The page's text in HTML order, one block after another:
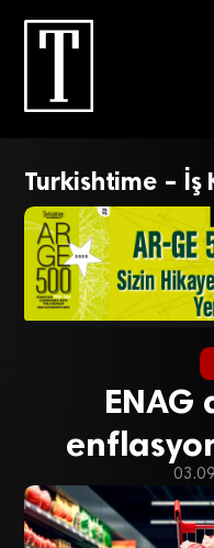
Turkishtime – İş
ENAG